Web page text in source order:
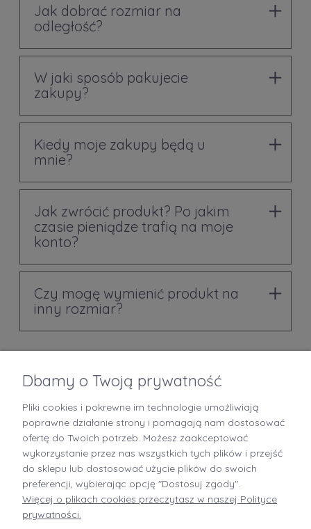
Jak dobrać rozmiar na
odległość?
W jaki sposób pakujecie
zakupy?
Kiedy moje zakupy będą u
mnie?
Jak zwrócić produkt? Po jakim
czasie pieniądze trafią na moje
konto?
Czy mogę wymienić produkt na
inny rozmiar?
+48 519 712 949
kontakt@brastory.pl
(od poniedziałku do piątku, w godzinach 9:00-15:00 oraz w soboty od 9:00-13:00)
Dbamy o Twoją prywatność
Pliki cookies i pokrewne im technologie umożliwiają
poprawne działanie strony i pomagają nam dostosować
ofertę do Twoich potrzeb. Możesz zaakceptować
wykorzystanie przez nas wszystkich tych plików i przejść
do sklepu lub dostosować użycie plików do swoich
preferencji, wybierając opcję "Dostosuj zgody".
Więcej o plikach cookies przeczytasz w naszej Polityce
prywatności.